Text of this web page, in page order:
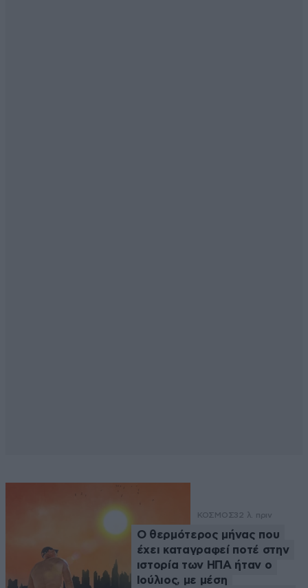
ΚΟΣΜΟΣ32 λ. πριν
Ο θερμότερος μήνας που
έχει καταγραφεί ποτέ στην
ιστορία των ΗΠΑ ήταν ο
Ιούλιος, με μέση